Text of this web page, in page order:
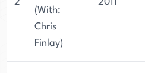
2
(With:
Chris
Finlay)
2011